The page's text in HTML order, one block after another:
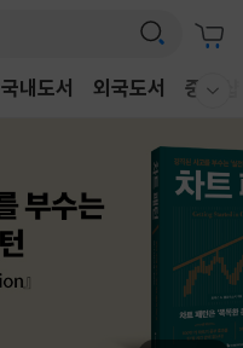
국내도서 외국도서 중고샵